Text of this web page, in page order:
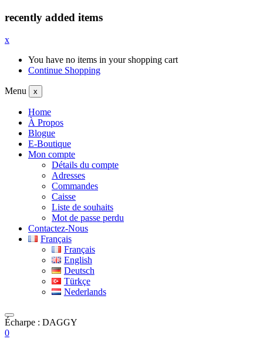
recently added items
x
You have no items in your shopping cart
Continue Shopping
Menu x
Home
À Propos
Blogue
E-Boutique
Mon compte
Détails du compte
Adresses
Commandes
Caisse
Liste de souhaits
Mot de passe perdu
Contactez-Nous
Français
Français
English
Deutsch
Türkçe
Nederlands
Écharpe : DAGGY
0